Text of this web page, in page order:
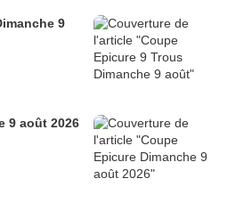
9
9 août 2026